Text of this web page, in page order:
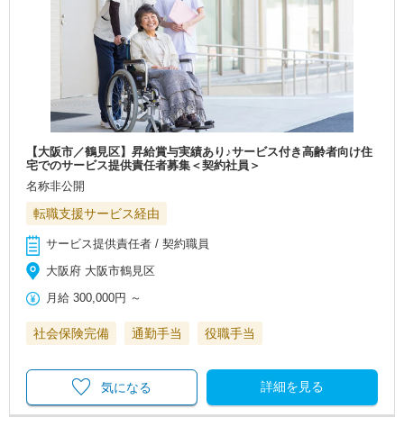
【大阪市／鶴見区】昇給賞与実績あり♪サービス付き高齢者向け住
宅でのサービス提供責任者募集＜契約社員＞
名称非公開
転職支援サービス経由
サービス提供責任者 / 契約職員
大阪府 大阪市鶴見区
月給 300,000円 ～
社会保険完備 通勤手当 役職手当
詳細を見る
気になる